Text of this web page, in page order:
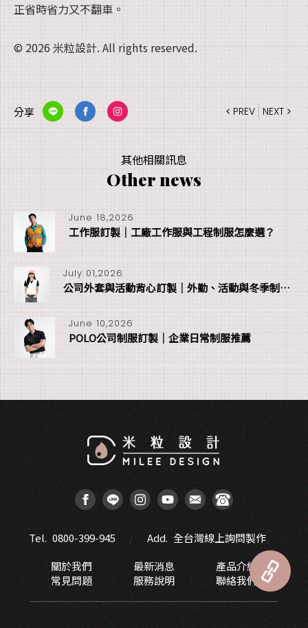
正省時省力又不翻車。
© 2026 米粒設計. All rights reserved.
分享 PREV NEXT
其他相關訊息
Other news
June 18,2026
工作服訂製｜工廠工作服與工程制服怎麼選？
July 01,2026
公司外套與活動背心訂製｜外勤、活動與冬季制服怎麼選？
June 10,2026
POLO公司制服訂製｜企業日常制服推薦
Tel. 0800-399-945 Add. 全台灣線上詢問製作
關於我們
最新消息
產品介紹
常見問題
服務說明 聯絡我們